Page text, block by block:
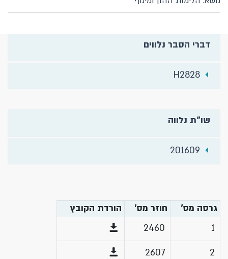
דברי הסבר נלווים
H2828
שו"ת נלווה
201609
גרסה מס' חוזר מס'
הורדת הקובץ
1
2460
2
2607